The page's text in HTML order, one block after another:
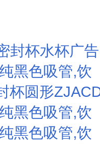
封杯水杯广告
黑色吸管,饮
杯圆形
黑色吸管,饮
黑色吸管,饮